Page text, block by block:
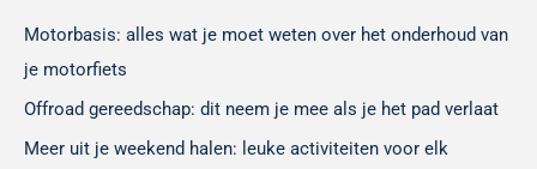
Motorbasis: alles wat je moet weten over het onderhoud van
je motorfiets
Offroad gereedschap: dit neem je mee als je het pad verlaat
Meer uit je weekend halen: leuke activiteiten voor elk